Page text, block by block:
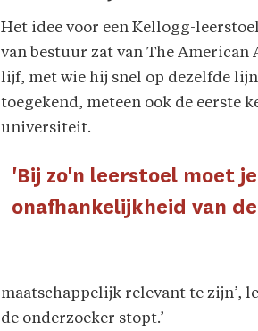
Het idee voor een Kellogg-
van bestuur zat van The American
lijf, met wie hij snel op dezelfde
toegekend, meteen ook de eerste
universiteit.
'Bij zo'n leerstoel moet
onafhankelijkheid van
maatschappelijk relevant te zijn’,
de onderzoeker stopt.’